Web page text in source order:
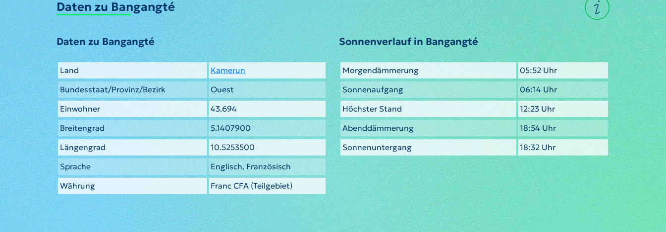
Daten zu Bangangté
Daten zu Bangangté
Land
Kamerun
Bundesstaat/Provinz/Bezirk
Ouest
Einwohner
43.694
Breitengrad
5.1407900
Längengrad
10.5253500
Sprache
Englisch, Französisch
Währung
Franc CFA (Teilgebiet)
Sonnenverlauf in Bangangté
Morgendämmerung
05:52 Uhr
Sonnenaufgang
06:14 Uhr
Höchster Stand
12:23 Uhr
Abenddämmerung
18:54 Uhr
Sonnenuntergang
18:32 Uhr